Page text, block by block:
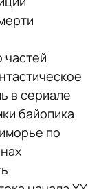
частей
в сериале
байопика
по